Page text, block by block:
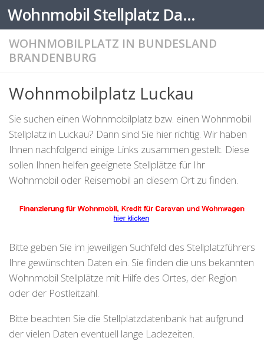
Zum Inhalt springen Wohnmobil Stellplatz Datenbank
WOHNMOBILPLATZ IN BUNDESLAND
BRANDENBURG
Wohnmobilplatz Luckau
Sie suchen einen Wohnmobilplatz bzw. einen Wohnmobil
Stellplatz in Luckau? Dann sind Sie hier richtig. Wir haben
Ihnen nachfolgend einige Links zusammen gestellt. Diese
sollen Ihnen helfen geeignete Stellplätze für Ihr
Wohnmobil oder Reisemobil an diesem Ort zu finden.
Bitte geben Sie im jeweiligen Suchfeld des Stellplatzführers
Ihre gewünschten Daten ein. Sie finden die uns bekannten
Wohnmobil Stellplätze mit Hilfe des Ortes, der Region
oder der Postleitzahl.
Bitte beachten Sie die Stellplatzdatenbank hat aufgrund
der vielen Daten eventuell lange Ladezeiten.